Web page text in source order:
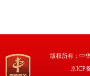
版权所有：中
京ICP